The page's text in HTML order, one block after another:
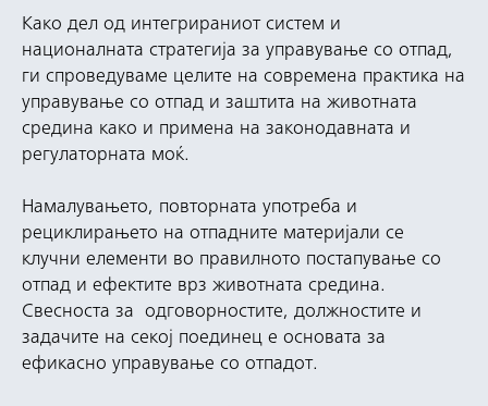
Како дел од интегрираниот систем и
националната стратегија за управување со отпад,
ги спроведуваме целите на современа практика на
управување со отпад и заштита на животната
средина како и примена на законодавната и
регулаторната моќ.
Намалувањето, повторната употреба и
рециклирањето на отпадните материјали се
клучни елементи во правилното постапување со
отпад и ефектите врз животната средина.
Свесноста за одговорностите, должностите и
задачите на секој поединец е основата за
ефикасно управување со отпадот.